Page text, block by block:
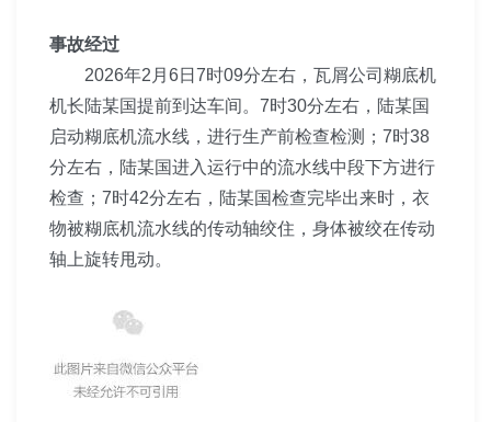
事故经过
2026年2月6日7时09分左右，瓦屑公司 糊底机
机长陆某国提前到达车间。7时30分左右，陆某国
启动糊底机流水线，进行生产前检查检测；7时38
分左右，陆某国进入运行中的流水线中段下方进行
检查；7时42分左右，陆某国检查完毕出来时，衣
物被糊底机流水线的传动轴绞住，身体被绞在传动
轴上旋转甩动。